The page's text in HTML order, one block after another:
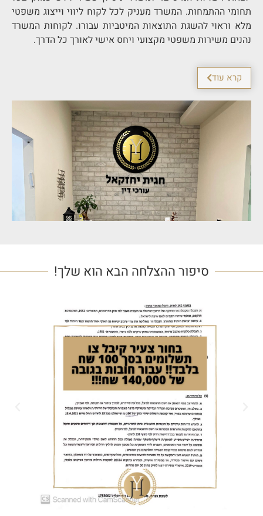
תחומי ההתמחות. המשרד מעניק לכל לקוח ליווי וייצוג משפטי
מלא וראוי להשגת התוצאות המיטביות עבורו. לקוחות המשרד
נהנים משירות משפטי מקצועי ויחס אישי לאורך כל הדרך.
קרא עוד
סיפור ההצלחה הבא הוא שלך!